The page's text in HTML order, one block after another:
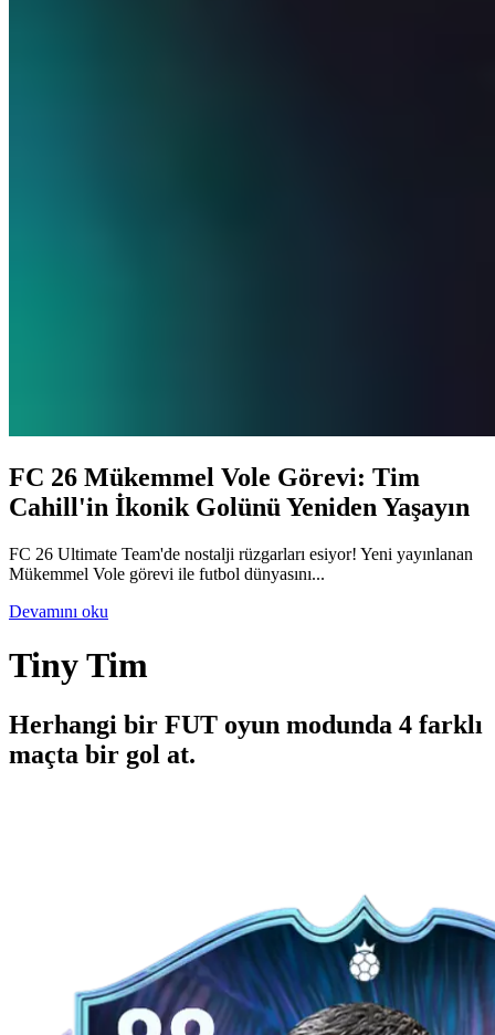
FC 26 Mükemmel Vole Görevi: Tim
Cahill'in İkonik Golünü Yeniden Yaşayın
FC 26 Ultimate Team'de nostalji rüzgarları esiyor! Yeni yayınlanan
Mükemmel Vole görevi ile futbol dünyasını...
Devamını oku
Tiny Tim
Herhangi bir FUT oyun modunda 4 farklı
maçta bir gol at.